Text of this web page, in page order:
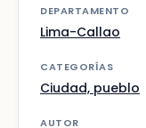
DEPARTAMENTO
Lima-Callao
CATEGORÍAS
Ciudad, pueblo
AUTOR